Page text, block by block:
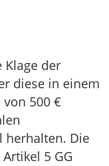
Klage der
diese in einem
500 €
herhalten. Die
5 GG